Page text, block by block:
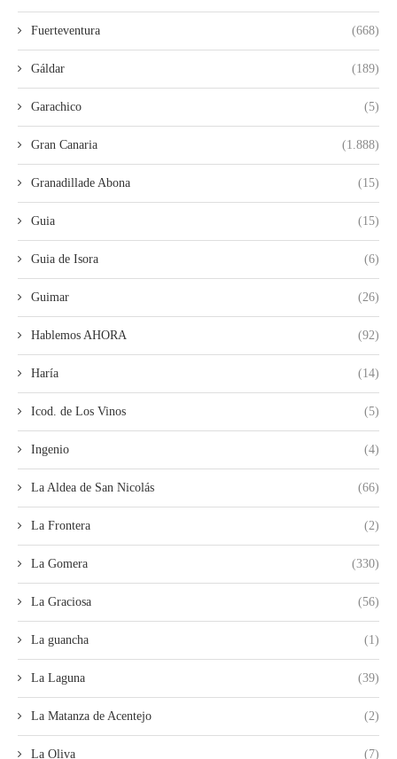
Fuerteventura (668)
Gáldar (189)
Garachico (5)
Gran Canaria (1.888)
Granadillade Abona (15)
Guia (15)
Guia de Isora (6)
Guimar (26)
Hablemos AHORA (92)
Haría (14)
Icod. de Los Vinos (5)
Ingenio (4)
La Aldea de San Nicolás (66)
La Frontera (2)
La Gomera (330)
La Graciosa (56)
La guancha (1)
La Laguna (39)
La Matanza de Acentejo (2)
La Oliva (7)